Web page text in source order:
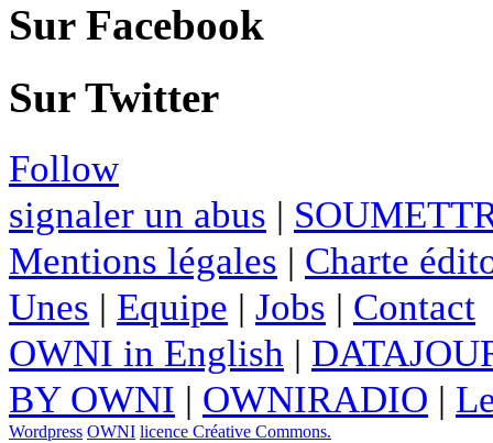
Sur Facebook
Sur Twitter
Follow
signaler un abus |
Mentions légales | Charte
Unes | Equipe | Jobs | Contact
OWNI in English |
BY OWNI | OWNIRADIO |
Wordpress OWNI licence Créative Commons.